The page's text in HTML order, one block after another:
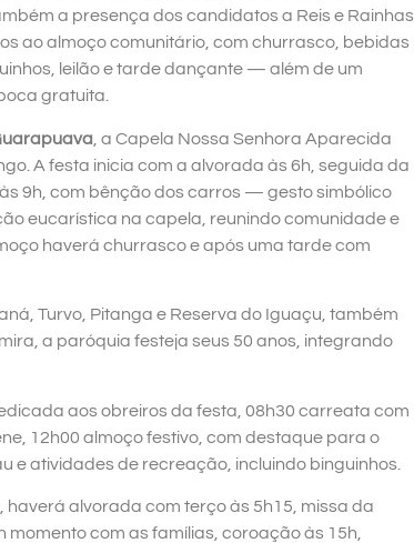
a presença dos candidatos a Reis e Rainhas
ao almoço comunitário, com churrasco, bebidas
leilão e tarde dançante — além de um
gratuita.
, a Capela Nossa Senhora Aparecida
A festa inicia com a alvorada às 6h, seguida da
9h, com bênção dos carros — gesto simbólico
eucarística na capela, reunindo comunidade e
haverá churrasco e após uma tarde com
Turvo, Pitanga e Reserva do Iguaçu, também
a paróquia festeja seus 50 anos, integrando
aos obreiros da festa, 08h30 carreata com
12h00 almoço festivo, com destaque para o
e atividades de recreação, incluindo binguinhos.
haverá alvorada com terço às 5h15, missa da
com as famílias, coroação às 15h,